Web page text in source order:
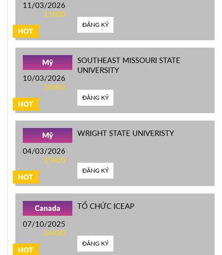
HOT
11/03/2026
11h00
ĐĂNG KÝ
HOT
Mỹ
10/03/2026
14h00
SOUTHEAST MISSOURI STATE
UNIVERSITY
ĐĂNG KÝ
HOT
Mỹ
04/03/2026
15h00
WRIGHT STATE UNIVERISTY
ĐĂNG KÝ
HOT
Canada
07/10/2025
14h30
TỔ CHỨC ICEAP
ĐĂNG KÝ